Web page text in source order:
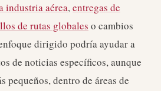
industria aérea,entregas de
de rutas globales o cambios
dirigido podría ayudar a
de noticias específicos, aunque
pequeños, dentro de áreas de